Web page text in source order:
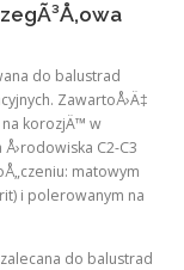
do balustrad
ZawartoÅ›Ä‡
na korozjÄ™ w
C2-C3
matowym
i polerowanym na
zalecana do balustrad